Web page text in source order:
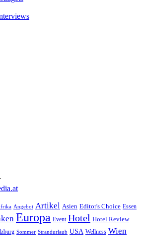
Angebot Artikel Asien Editor's Choice Essen
Europa Event Hotel Hotel Review
Sommer Strandurlaub USA Wellness Wien